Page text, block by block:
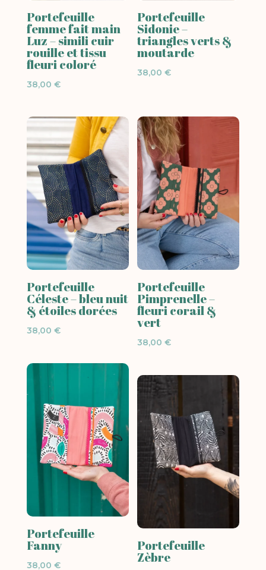
Portefeuille
femme fait main
Luz – simili cuir
rouille et tissu
fleuri coloré
38,00 €
Portefeuille
Sidonie –
triangles verts &
moutarde
38,00€
Portefeuille
Céleste – bleu nuit
& étoiles dorées
38,00 €
Portefeuille
Pimprenelle –
fleuri corail &
vert
38,00€
Portefeuille
Fanny
38,00 €
Portefeuille
Zèbre